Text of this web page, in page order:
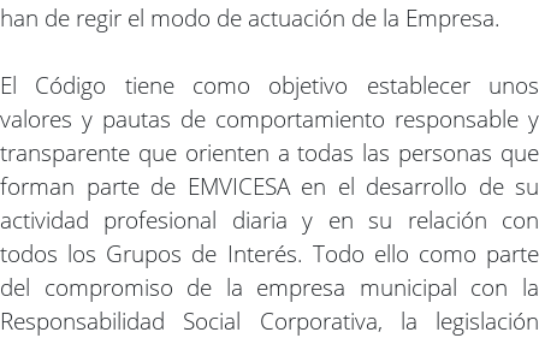
han de regir el modo de actuación de la Empresa.
El Código tiene como objetivo establecer unos
valores y pautas de comportamiento responsable y
transparente que orienten a todas las personas que
forman parte de EMVICESA en el desarrollo de su
actividad profesional diaria y en su relación con
todos los Grupos de Interés. Todo ello como parte
del compromiso de la empresa municipal con la
Responsabilidad Social Corporativa, la legislación